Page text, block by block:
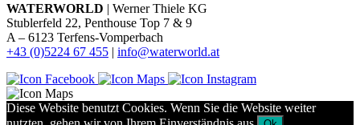
WATERWORLD | Werner Thiele KG
Stublerfeld 22, Penthouse Top 7 & 9
A – 6123 Terfens-Vomperbach
+43 (0)5224 67 455 | info@waterworld.at
Diese Website benutzt Cookies. Wenn Sie die Website weiter